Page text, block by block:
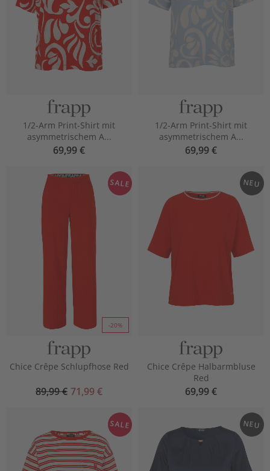
1/2-Arm Print-Shirt mit
asymmetrischem A...
69,99 €
1/2-Arm Print-Shirt mit
asymmetrischem A...
69,99 €
-20%
SALE
Chice Crêpe Schlupfhose Red
89,99 € 71,99 €
NEU
Chice Crêpe Halbarmbluse
Red
69,99 €
SALE NEU